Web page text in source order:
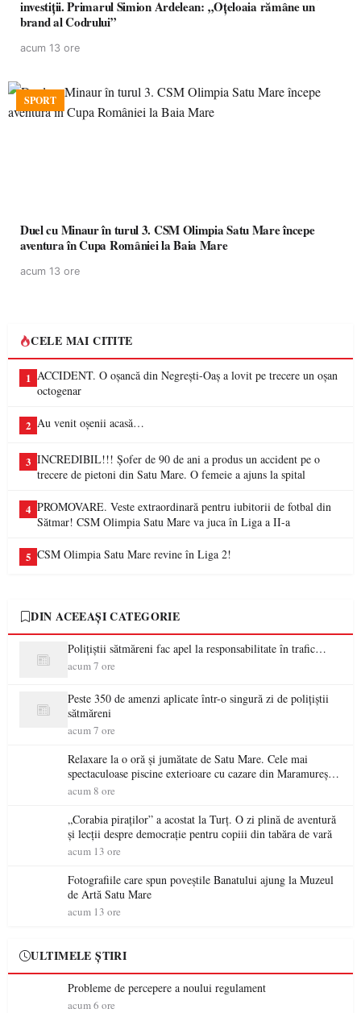
investiții. Primarul Simion Ardelean: „Oțeloaia rămâne un
brand al Codrului”
acum 13 ore
SPORT
Duel cu Minaur în turul 3. CSM Olimpia Satu Mare începe
aventura în Cupa României la Baia Mare
acum 13 ore
CELE MAI CITITE
1 ACCIDENT. O oșancă din Negrești-Oaș a lovit pe trecere un oșan
octogenar
2 Au venit oșenii acasă…
3 INCREDIBIL!!! Șofer de 90 de ani a produs un accident pe o
trecere de pietoni din Satu Mare. O femeie a ajuns la spital
4 PROMOVARE. Veste extraordinară pentru iubitorii de fotbal din
Sătmar! CSM Olimpia Satu Mare va juca în Liga a II-a
5 CSM Olimpia Satu Mare revine în Liga 2!
DIN ACEEAȘI CATEGORIE
Polițiștii sătmăreni fac apel la responsabilitate în trafic…
acum 7 ore
Peste 350 de amenzi aplicate într-o singură zi de polițiștii
sătmăreni
acum 7 ore
Relaxare la o oră și jumătate de Satu Mare. Cele mai
spectaculoase piscine exterioare cu cazare din Maramureș,
ideale pentru o escapadă de vară
acum 8 ore
„Corabia piraților” a acostat la Turț. O zi plină de aventură
și lecții despre democrație pentru copiii din tabăra de vară
acum 13 ore
Fotografiile care spun poveștile Banatului ajung la Muzeul
de Artă Satu Mare
acum 13 ore
ULTIMELE ȘTIRI
Probleme de percepere a noului regulament
acum 6 ore